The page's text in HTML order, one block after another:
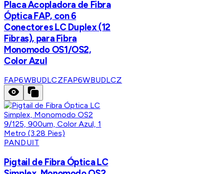
Placa Acopladora de Fibra
Óptica FAP, con 6
Conectores LC Duplex (12
Fibras), para Fibra
Monomodo OS1/OS2,
Color Azul
FAP6WBUDLCZFAP6WBUDLCZ
PANDUIT
Pigtail de Fibra Óptica LC